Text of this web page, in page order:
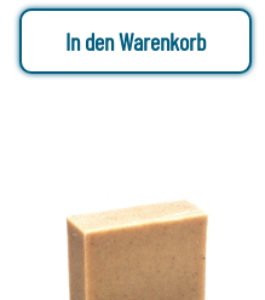
In den Warenkorb